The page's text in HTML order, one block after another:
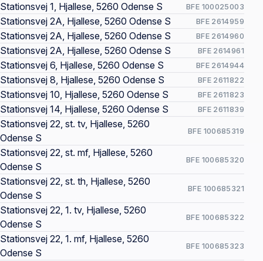
Offentlige ejendomssider
Stationsvej 1, Hjallese, 5260 Odense S BFE 100025003
Stationsvej 2A, Hjallese, 5260 Odense S BFE 2614959
Stationsvej 2A, Hjallese, 5260 Odense S BFE 2614960
Stationsvej 2A, Hjallese, 5260 Odense S BFE 2614961
Stationsvej 6, Hjallese, 5260 Odense S BFE 2614944
Stationsvej 8, Hjallese, 5260 Odense S BFE 2611822
Stationsvej 10, Hjallese, 5260 Odense S BFE 2611823
Stationsvej 14, Hjallese, 5260 Odense S BFE 2611839
Stationsvej 22, st. tv, Hjallese, 5260
Odense S
BFE 100685319
Stationsvej 22, st. mf, Hjallese, 5260
Odense S
BFE 100685320
Stationsvej 22, st. th, Hjallese, 5260
Odense S
BFE 100685321
Stationsvej 22, 1. tv, Hjallese, 5260
Odense S
BFE 100685322
Stationsvej 22, 1. mf, Hjallese, 5260
Odense S
BFE 100685323